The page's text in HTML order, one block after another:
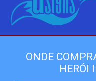
ONDE
HERÓI